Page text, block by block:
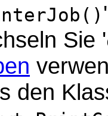
Sie '
den